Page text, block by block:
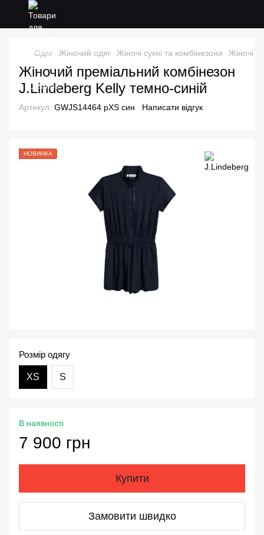
Одяг Жіночий одяг Жіночі сукні та комбінезони Жіночі
Жіночий преміальний комбінезон
J.Lindeberg Kelly темно-синій
Артикул: GWJS14464 рXS син Написати відгук
НОВИНКА
Розмір одягу
XS S
В наявності
7 900 грн
Купити
Замовити швидко